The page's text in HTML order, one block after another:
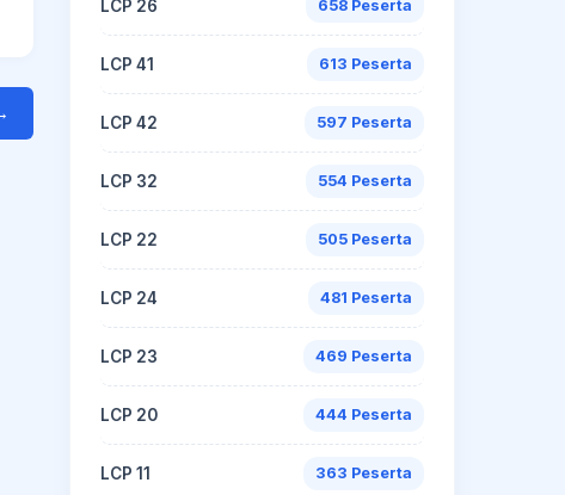
LCP 26 658 Peserta
LCP 41 613 Peserta
LCP 42 597 Peserta
LCP 32 554 Peserta
LCP 22 505 Peserta
LCP 24 481 Peserta
LCP 23 469 Peserta
LCP 20 444 Peserta
LCP 11 363 Peserta